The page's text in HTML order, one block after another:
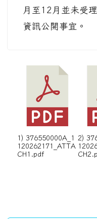
月至12月並未受
資訊公開事宜。
1) 376550000A_1
120262171_ATTA
CH1.pdf
2)